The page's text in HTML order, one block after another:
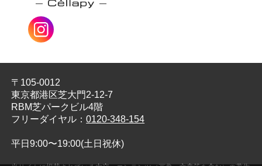
〒105-0012
東京都港区芝大門2-12-7
RBM芝パークビル4階
フリーダイヤル：0120-348-154
平日9:00〜19:00(土日祝休)